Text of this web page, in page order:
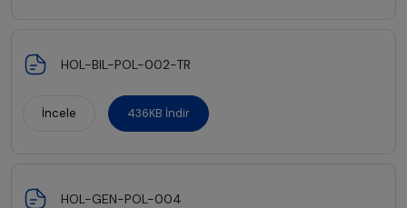
HOL-BIL-POL-002-TR
İncele 436KB İndir
HOL-GEN-POL-004